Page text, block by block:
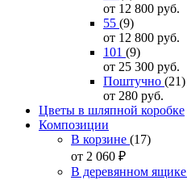
от 12 800 руб.
55 (9)
от 12 800 руб.
101 (9)
от 25 300 руб.
Поштучно (21)
от 280 руб.
Цветы в шляпной коробке
Композиции
В корзине (17)
от 2 060 ₽
В деревянном ящике